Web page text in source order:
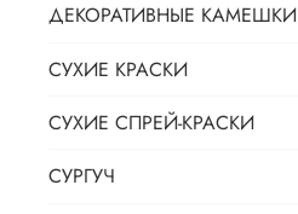
ДЕКОРАТИВНЫЕ КАМЕШКИ
СУХИЕ КРАСКИ
СУХИЕ СПРЕЙ-КРАСКИ
СУРГУЧ